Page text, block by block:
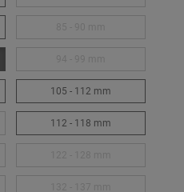
105 - 112 mm
112 - 118 mm